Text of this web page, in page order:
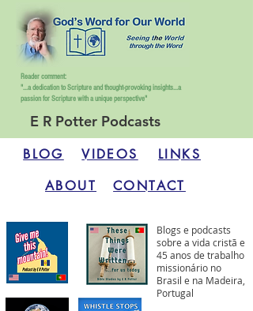
Reader comment:
"...a dedication to Scripture and thought-provoking insights...a
passion for Scripture with a unique perspective"
BLOG VIDEOS
LINKS
ABOUT
CONTACT
Blogs e podcasts
sobre a vida cristã e
45 anos de trabalho
missionário no
Brasil e na Madeira,
Portugal
E R Potter Podcasts